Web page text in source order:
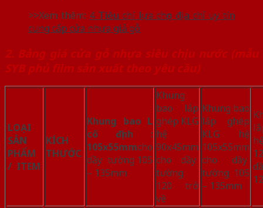
>>Xem thêm: 4 Tiêu chí lựa chọn địa chỉ uy tín
cung cấp cửa nhựa giả gỗ
2. Bảng giá cửa gỗ nhựa siêu chịu nước (mẫu
SYB phủ film sản xuất theo yêu cầu)
LOẠI
SẢN
PHẨM
/ ITEM
KÍCH
THƯỚC
Khung bao L
cố định :
105x55mmcho
dầy tường 105
– 135mm
Khung
bao lắp
ghép KLG
hệ
90x45mm
cho dầy
tường
120 trở
về
Khung bao
lắp ghép
KLG hệ
105x55mm
cho dầy
tường 105
– 135mm